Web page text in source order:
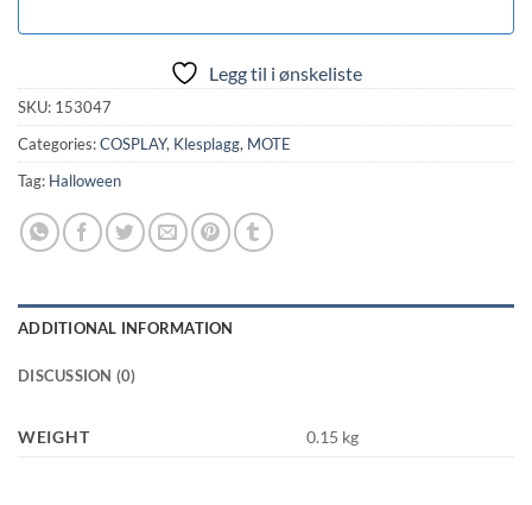
Legg til i ønskeliste
SKU: 153047
Categories:COSPLAY, Klesplagg, MOTE
Tag: Halloween
ADDITIONAL INFORMATION
DISCUSSION (0)
WEIGHT 0.15 kg